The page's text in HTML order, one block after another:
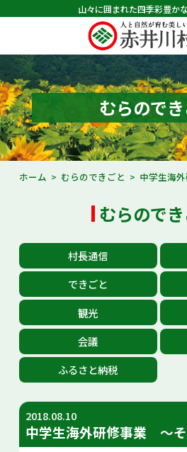
山々に囲まれた四季彩豊か
ホーム
むらのできごと
むらのプロフィール
くらしの情報
観光・イベント情報
あかいがわ広報
お問い合せ
Select Language
むらので
ホーム むらのできごと 中学生海
むらので
村長通信
できごと
観光
会議
ふるさと納税
2018.08.10
中学生海外研修事業 ～